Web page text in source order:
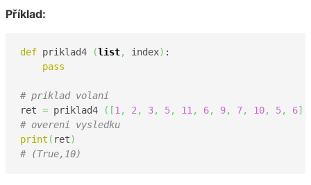
Příklad:
def priklad4 (list, index) :
pass
# priklad volani
ret = priklad4 ( [1 , 2 , 3, 5, 11 , 6, 9, 7, 10, 5, 6]
# overeni vysledku
print ( ret)
# (True,10)